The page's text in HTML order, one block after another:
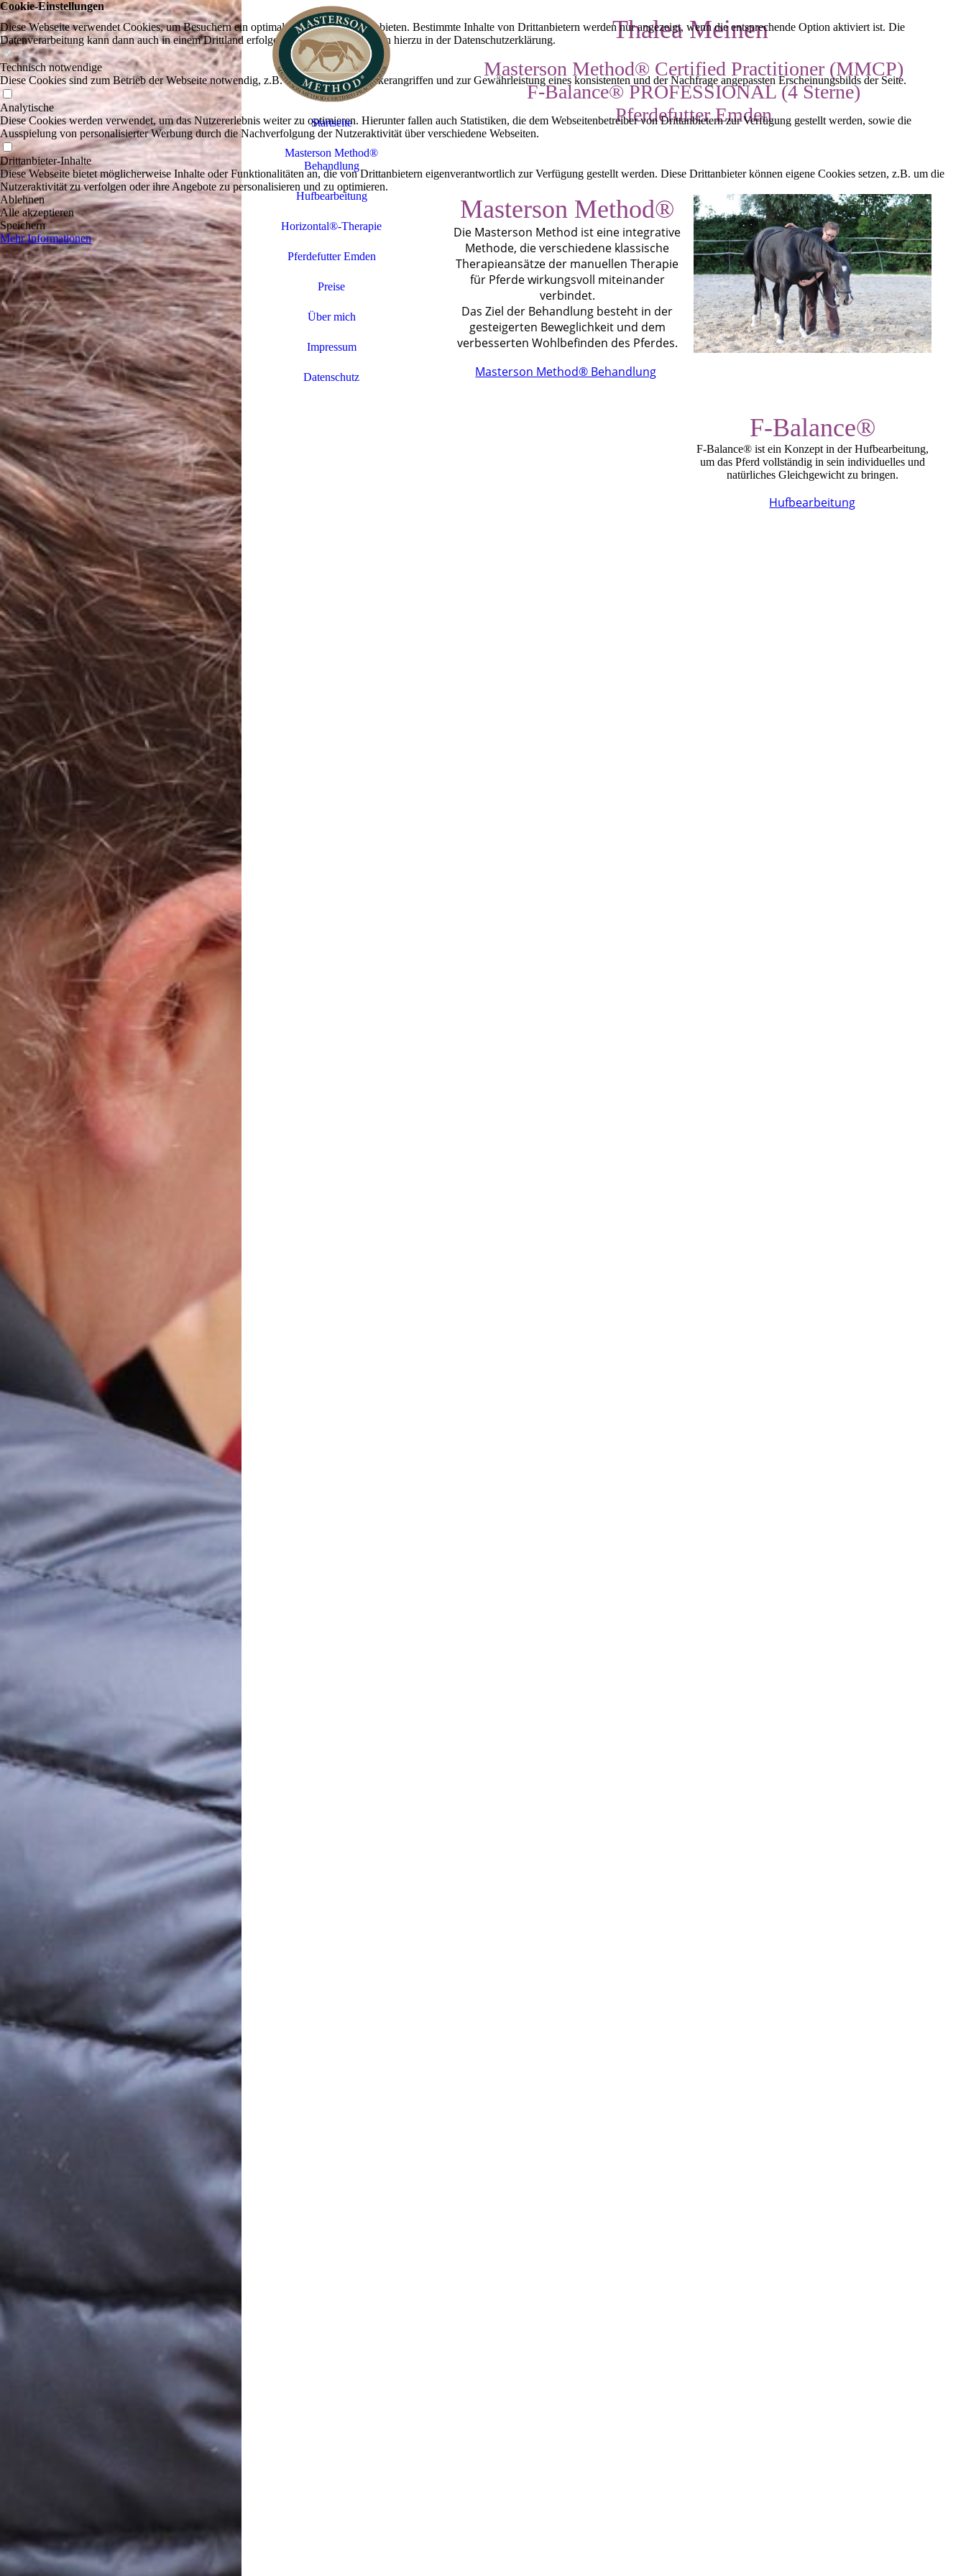
Startseite
Masterson Method®
Behandlung
Hufbearbeitung
Horizontal®-Therapie
Pferdefutter Emden
Preise
Über mich
Impressum
Datenschutz
Thalea Meinen
Masterson Method® Certified Practitioner (MMCP)
F-Balance® PROFESSIONAL (4 Sterne)
Pferdefutter Emden
Masterson Method®
Die Masterson Method ist eine integrative
Methode, die verschiedene klassische
Therapieansätze der manuellen Therapie
für Pferde wirkungsvoll miteinander
verbindet.
Das Ziel der Behandlung besteht in der
gesteigerten Beweglichkeit und dem
verbesserten Wohlbefinden des Pferdes.
Masterson Method® Behandlung
F-Balance®
F-Balance® ist ein Konzept in der Hufbearbeitung,
um das Pferd vollständig in sein individuelles und
natürliches Gleichgewicht zu bringen.
Hufbearbeitung
Cookie-Einstellungen
Diese Webseite verwendet Cookies, um Besuchern ein optimales Nutzererlebnis zu bieten. Bestimmte Inhalte von Drittanbietern werden nur angezeigt, wenn die entsprechende Option aktiviert ist. Die
Datenverarbeitung kann dann auch in einem Drittland erfolgen. Weitere Informationen hierzu in der Datenschutzerklärung.
Technisch notwendige
Diese Cookies sind zum Betrieb der Webseite notwendig, z.B. zum Schutz vor Hackerangriffen und zur Gewährleistung eines konsistenten und der Nachfrage angepassten Erscheinungsbilds der Seite.
Analytische
Diese Cookies werden verwendet, um das Nutzererlebnis weiter zu optimieren. Hierunter fallen auch Statistiken, die dem Webseitenbetreiber von Drittanbietern zur Verfügung gestellt werden, sowie die
Ausspielung von personalisierter Werbung durch die Nachverfolgung der Nutzeraktivität über verschiedene Webseiten.
Drittanbieter-Inhalte
Diese Webseite bietet möglicherweise Inhalte oder Funktionalitäten an, die von Drittanbietern eigenverantwortlich zur Verfügung gestellt werden. Diese Drittanbieter können eigene Cookies setzen, z.B. um die
Nutzeraktivität zu verfolgen oder ihre Angebote zu personalisieren und zu optimieren.
Ablehnen
Alle akzeptieren
Speichern
Mehr Informationen